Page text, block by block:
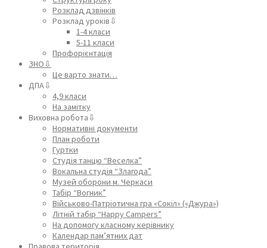
Розклад дзвінків
Розклад уроків⇩
1-4 класи
5-11 класи
Профорієнтація
ЗНО⇩
Це варто знати…
ДПА⇩
4,9 класи
На замітку
Виховна робота⇩
Нормативні документи
План роботи
Гуртки
Студія танцю “Веселка”
Вокальна студія “Злагода”
Музей оборони м. Черкаси
Табір “Вогник”
Військово-Патріотична гра «Сокіл» («Джура»)
Літній табір “Happy Campers”
На допомогу класному керівнику
Календар пам’ятних дат